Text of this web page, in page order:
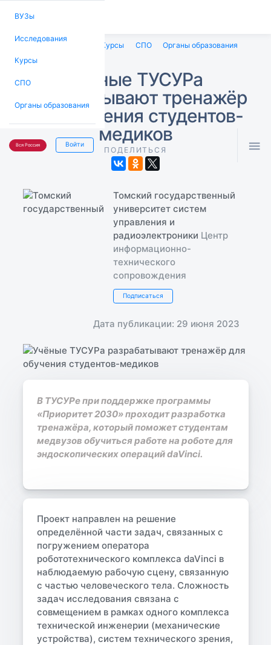
ВУЗы
Исследования
Курсы
СПО
Органы образования
Вся Россия Войти 
Исследования Курсы СПО Органы образования
Учёные ТУСУРа
разрабатывают тренажёр
для обучения студентов-
медиков
ПОДЕЛИТЬСЯ
Томский государственный
университет систем
управления и
радиоэлектроники Центр
информационно-
технического
сопровождения
Подписаться
Дата публикации: 29 июня 2023
В ТУСУРе при поддержке программы
«Приоритет 2030» проходит разработка
тренажёра, который поможет студентам
медвузов обучиться работе на роботе для
эндоскопических операций daVinci.
Проект направлен на решение
определённой части задач, связанных с
погружением оператора
робототехнического комплекса daVinci в
наблюдаемую рабочую сцену, связанную
с частью человеческого тела. Сложность
задач исследования связана с
совмещением в рамках одного комплекса
технической инженерии (механические
устройства), систем технического зрения,